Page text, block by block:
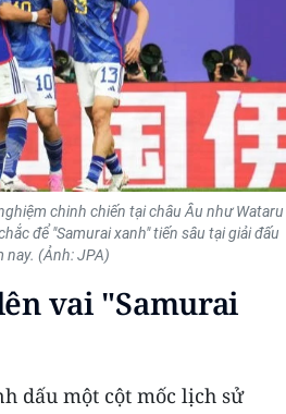
TIN
chinh chiến tại châu Âu như Wataru
để "Samurai xanh" tiến sâu tại giải đấu
nay. (Ảnh: JPA)
vai "Samurai
dấu một cột mốc lịch sử